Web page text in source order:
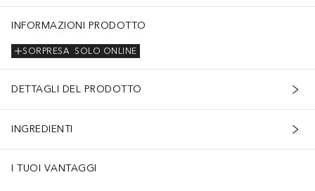
INFORMAZIONI PRODOTTO
SOLO ONLINE
SORPRESA
DETTAGLI DEL PRODOTTO
INGREDIENTI
I TUOI VANTAGGI